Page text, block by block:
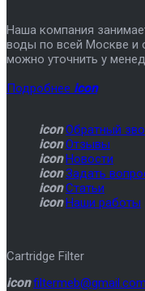
Наша компания
воды по всей Москве
можно уточнить у
Подробнее icon
icon Обратный
icon Отзывы
icon Новости
icon Задать
icon Статьи
icon Наши работы
Cartridge Filter
icon filtermeb@gmail.com